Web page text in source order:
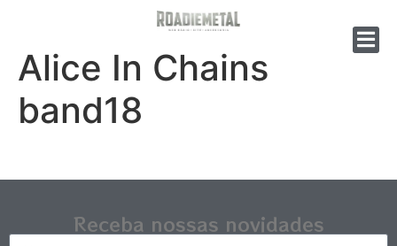
Alice In Chains
band18
Receba nossas novidades